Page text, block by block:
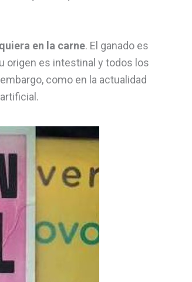
en la carne. El ganado es
origen es intestinal y todos los
como en la actualidad